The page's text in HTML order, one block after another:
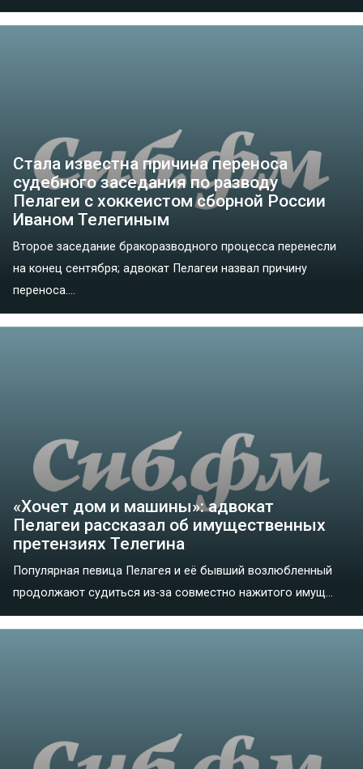
Стала известна причина переноса
судебного заседания по разводу
Пелагеи с хоккеистом сборной России
Иваном Телегиным
Второе заседание бракоразводного процесса перенесли
на конец сентября; адвокат Пелагеи назвал причину
переноса....
«Хочет дом и машины»: адвокат
Пелагеи рассказал об имущественных
претензиях Телегина
Популярная певица Пелагея и её бывший возлюбленный
продолжают судиться из-за совместно нажитого имущ...